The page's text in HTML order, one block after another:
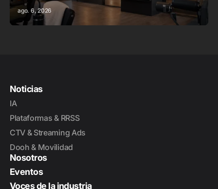
ago. 6, 2026
Noticias
IA
Plataformas & RRSS
CTV & Streaming Ads
Dooh & Movilidad
Nosotros
Eventos
Voces de la industria